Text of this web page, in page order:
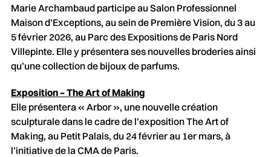
Marie Archambaud participe au Salon Professionnel
Maison d’Exceptions, au sein de Première Vision, du 3 au
5 février 2026, au Parc des Expositions de Paris Nord
Villepinte. Elle y présentera ses nouvelles broderies ainsi
qu’une collection de bijoux de parfums.
Exposition – The Art of Making
Elle présentera « Arbor », une nouvelle création
sculpturale dans le cadre de l’exposition The Art of
Making, au Petit Palais, du 24 février au 1er mars, à
l’initiative de la CMA de Paris.